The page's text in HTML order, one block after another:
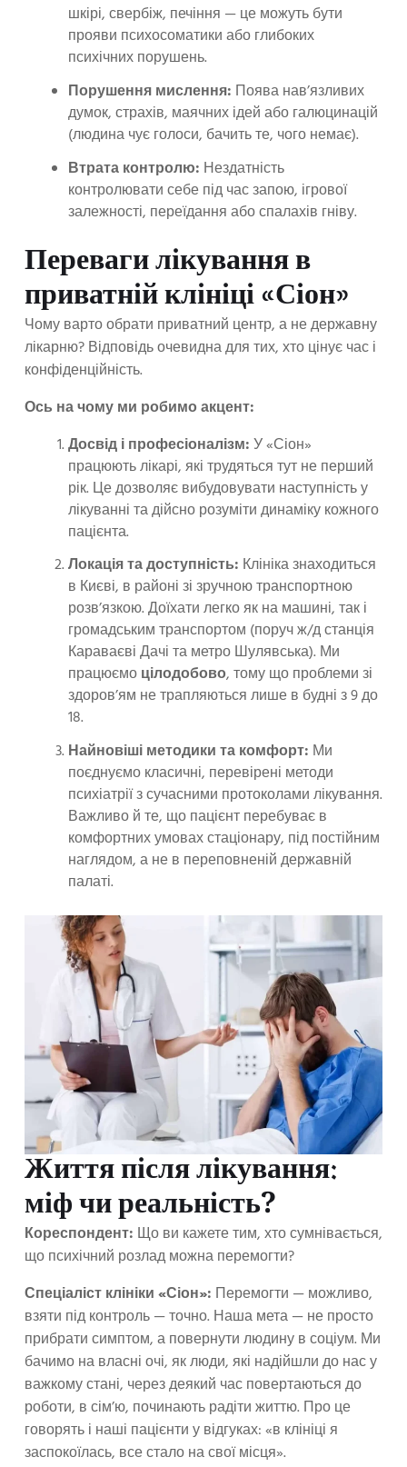
шкірі, свербіж, печіння — це можуть бути
прояви психосоматики або глибоких
психічних порушень.
Порушення мислення: Поява нав’язливих
думок, страхів, маячних ідей або галюцинацій
(людина чує голоси, бачить те, чого немає).
Втрата контролю: Нездатність
контролювати себе під час запою, ігрової
залежності, переїдання або спалахів гніву.
Переваги лікування в
приватній клініці «Сіон»
Чому варто обрати приватний центр, а не державну
лікарню? Відповідь очевидна для тих, хто цінує час і
конфіденційність.
Ось на чому ми робимо акцент:
Досвід і професіоналізм:У «Сіон»
працюють лікарі, які трудяться тут не перший
рік. Це дозволяє вибудовувати наступність у
лікуванні та дійсно розуміти динаміку кожного
пацієнта.
Локація та доступність: Клініка знаходиться
в Києві, в районі зі зручною транспортною
розв’язкою. Доїхати легко як на машині, так і
громадським транспортом (поруч ж/д станція
Караваєві Дачі та метро Шулявська). Ми
працюємоцілодобово, тому що проблеми зі
здоров’ям не трапляються лише в будні з 9 до
18.
Найновіші методики та комфорт: Ми
поєднуємо класичні, перевірені методи
психіатрії з сучасними протоколами лікування.
Важливо й те, що пацієнт перебуває в
комфортних умовах стаціонару, під постійним
наглядом, а не в переповненій державній
палаті.
Життя після лікування:
міф чи реальність?
Кореспондент: Що ви кажете тим, хто сумнівається,
що психічний розлад можна перемогти?
Спеціаліст клініки «Сіон»: Перемогти — можливо,
взяти під контроль — точно. Наша мета — не просто
прибрати симптом, а повернути людину в соціум. Ми
бачимо на власні очі, як люди, які надійшли до нас у
важкому стані, через деякий час повертаються до
роботи, в сім’ю, починають радіти життю. Про це
говорять і наші пацієнти у відгуках: «в клініці я
заспокоїлась, все стало на свої місця».